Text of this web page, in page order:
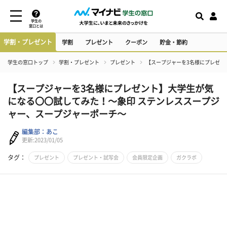
学生の
窓口とは
学割・プレゼント 学割 プレゼント クーポン 貯金・節約
学生の窓口トップ 学割・プレゼント プレゼント 【スープジャーを3名様にプレゼ
【スープジャーを3名様にプレゼント】大学生が気
になる〇〇試してみた！～象印 ステンレススープジ
ャー、スープジャーポーチ～
編集部：あこ
更新:2023/01/05
タグ： プレゼント プレゼント・試写会 会員限定企画 ガクラボ